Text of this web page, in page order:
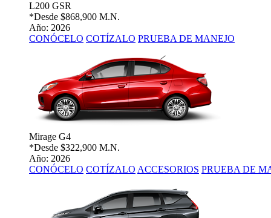
L200 GSR
*Desde $868,900 M.N.
Año: 2026
CONÓCELO COTÍZALO PRUEBA DE MANEJO
Mirage G4
*Desde $322,900 M.N.
Año: 2026
CONÓCELO COTÍZALO ACCESORIOS PRUEBA DE